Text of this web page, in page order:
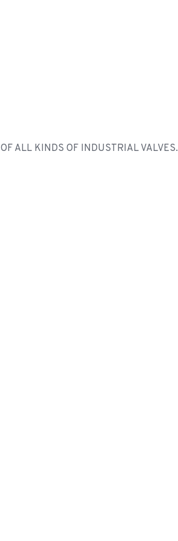
ALL KINDS OF INDUSTRIAL VALVES.